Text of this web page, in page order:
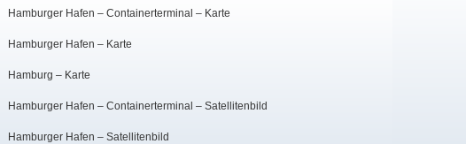
Hamburger Hafen – Containerterminal – Karte
Hamburger Hafen – Karte
Hamburg – Karte
Hamburger Hafen – Containerterminal – Satellitenbild
Hamburger Hafen – Satellitenbild